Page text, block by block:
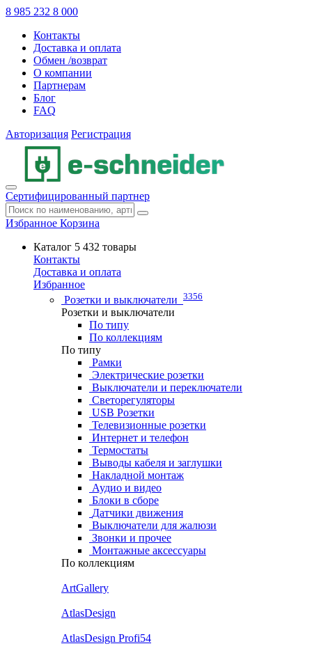
8 985 232 8 000
Контакты
Доставка и оплата
Обмен /возврат
О компании
Партнерам
Блог
FAQ
Авторизация Регистрация
Сертифицированный партнер
Избранное Корзина
Каталог 5 432 товары
Контакты
Доставка и оплата
Избранное
Розетки и выключатели 3356
Розетки и выключатели
По типу
По коллекциям
По типу
Рамки
Электрические розетки
Выключатели и переключатели
Светорегуляторы
USB Розетки
Телевизионные розетки
Интернет и телефон
Термостаты
Выводы кабеля и заглушки
Накладной монтаж
Аудио и видео
Блоки в сборе
Датчики движения
Выключатели для жалюзи
Звонки и прочее
Монтажные аксессуары
По коллекциям
ArtGallery
AtlasDesign
AtlasDesign Profi54